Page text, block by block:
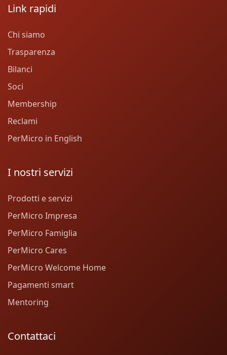
Link rapidi
Chi siamo
Trasparenza
Bilanci
Soci
Membership
Reclami
PerMicro in English
I nostri servizi
Prodotti e servizi
PerMicro Impresa
PerMicro Famiglia
PerMicro Cares
PerMicro Welcome Home
Pagamenti smart
Mentoring
Contattaci